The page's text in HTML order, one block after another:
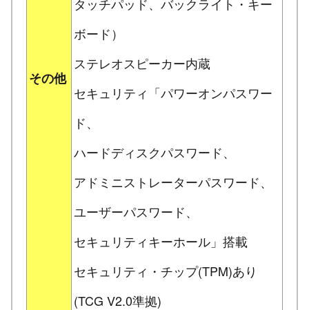
その他
ボード）
ステレオスピーカー内蔵
セキュリティ「パワーオンパスワー
ド、
ハードディスクパスワード、
アドミニストレーターパスワード、
ユーザーパスワード、
セキュリティキーホール」搭載
セキュリティ・チップ(TPM)あり
(TCG V2.0準拠)